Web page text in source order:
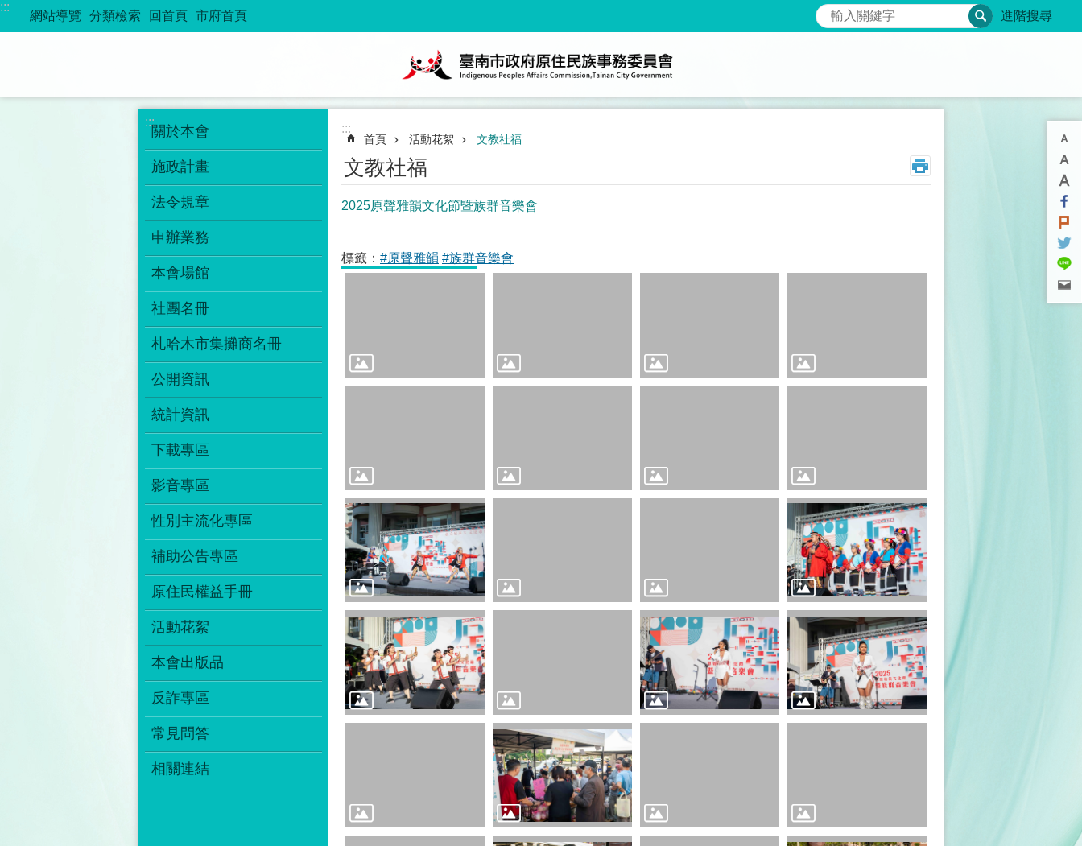
跳到主要內容區塊
:::
網站導覽 分類檢索 回首頁 市府首頁 搜尋 進階搜尋
:::
關於本會
施政計畫
法令規章
申辦業務
本會場館
社團名冊
札哈木市集攤商名冊
公開資訊
統計資訊
下載專區
影音專區
性別主流化專區
補助公告專區
原住民權益手冊
活動花絮
本會出版品
反詐專區
常見問答
相關連結
:::
首頁 活動花絮 文教社福
文教社福
2025原聲雅韻文化節暨族群音樂會
標籤： #原聲雅韻 #族群音樂會